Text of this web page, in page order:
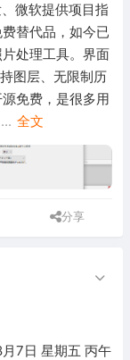
微软提供项目指
替代品，如今已
处理工具。界面
图层、无限制历
免费，是很多用
... 全文
分享
7日 星期五 丙午